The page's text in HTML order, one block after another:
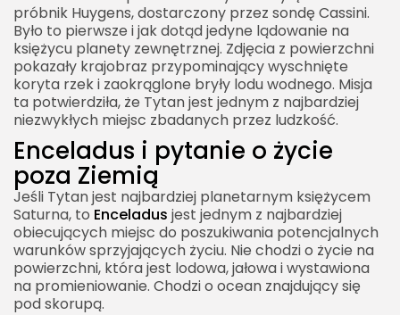
próbnik Huygens, dostarczony przez sondę Cassini.
Było to pierwsze i jak dotąd jedyne lądowanie na
księżycu planety zewnętrznej. Zdjęcia z powierzchni
pokazały krajobraz przypominający wyschnięte
koryta rzek i zaokrąglone bryły lodu wodnego. Misja
ta potwierdziła, że Tytan jest jednym z najbardziej
niezwykłych miejsc zbadanych przez ludzkość.
Enceladus i pytanie o życie
poza Ziemią
Jeśli Tytan jest najbardziej planetarnym księżycem
Saturna, to Enceladus jest jednym z najbardziej
obiecujących miejsc do poszukiwania potencjalnych
warunków sprzyjających życiu. Nie chodzi o życie na
powierzchni, która jest lodowa, jałowa i wystawiona
na promieniowanie. Chodzi o ocean znajdujący się
pod skorupą.